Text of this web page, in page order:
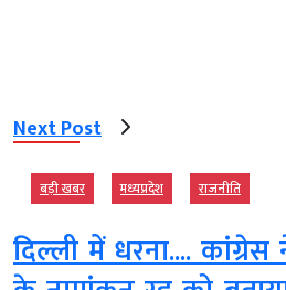
Next Post
बड़ी खबर मध्‍यप्रदेश राजनीति
दिल्ली में धरना.... कांग्रेस